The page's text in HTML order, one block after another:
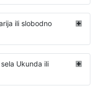
ili slobodno
Ukunda ili